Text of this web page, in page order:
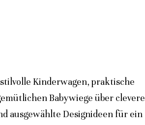
Kinderwagen, praktische
Babywiege über clevere
ausgewählte Designideen für ein